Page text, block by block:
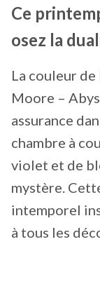
Ce
osez la
La couleur de
Moore –
assurance
chambre à
violet et de
mystère.
intemporel
à tous les